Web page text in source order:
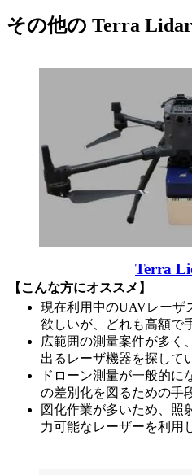
その他の Terra
Terra
【こんな方にオススメ】
現在利用中のUAVレーザ
欲しいが、どれも高額で
広範囲の測量案件が多く
出るレーザ機器を探して
ドローン測量が一般的に
の差別化を図るための手
図化作業が多いため、照
力可能なレーザーを利用